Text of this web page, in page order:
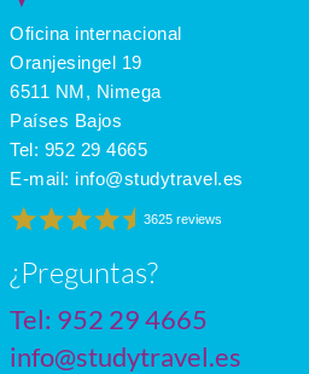
Oficina internacional
Oranjesingel 19
6511 NM, Nimega
Países Bajos
Tel: 952 29 4665
E-mail: info@studytravel.es
3625 reviews
¿Preguntas?
Tel: 952 29 4665
info@studytravel.es